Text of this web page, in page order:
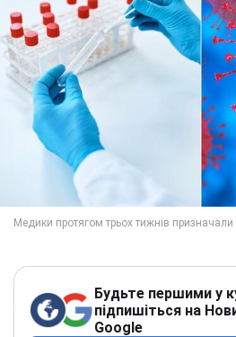
Будьте першими у
підпишіться на
Google